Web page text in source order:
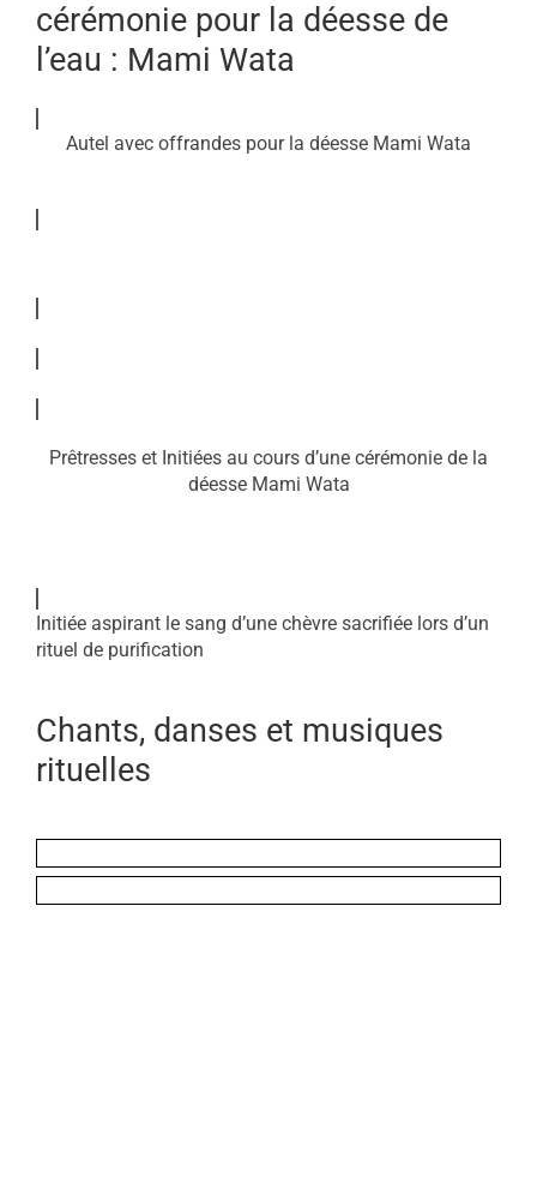
cérémonie pour la déesse de
l’eau : Mami Wata
Autel avec offrandes pour la déesse Mami Wata
Prêtresses et Initiées au cours d’une cérémonie de la
déesse Mami Wata
Initiée aspirant le sang d’une chèvre sacrifiée lors d’un
rituel de purification
Chants, danses et musiques
rituelles